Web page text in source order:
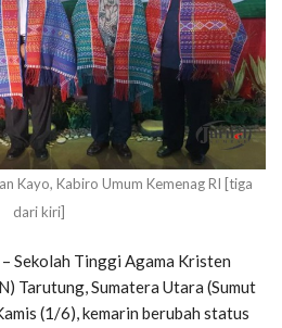
Kayo, Kabiro Umum Kemenag RI [tiga
dari kiri]
– Sekolah Tinggi Agama Kristen
Tarutung, Sumatera Utara (Sumut
(1/6), kemarin berubah status